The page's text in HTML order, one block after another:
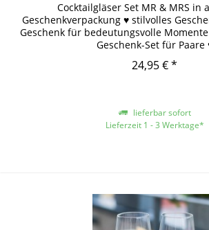
Cocktailgläser Set MR & MRS in
Geschenkverpackung ♥ stilvolles
Geschenk für bedeutungsvolle
Geschenk-Set für Paare
24,95 € *
lieferbar sofort
Lieferzeit 1 - 3 Werktage*